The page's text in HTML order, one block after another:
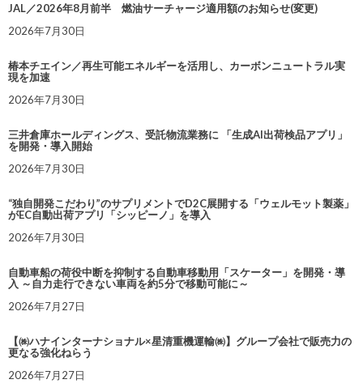
JAL／2026年8月前半 燃油サーチャージ適用額のお知らせ(変更)
2026年7月30日
椿本チエイン／再生可能エネルギーを活用し、カーボンニュートラル実
現を加速
2026年7月30日
三井倉庫ホールディングス、受託物流業務に 「生成AI出荷検品アプリ」
を開発・導入開始
2026年7月30日
“独自開発こだわり”のサプリメントでD2C展開する「ウェルモット製薬」
がEC自動出荷アプリ「シッピーノ」を導入
2026年7月30日
自動車船の荷役中断を抑制する自動車移動用「スケーター」を開発・導
入 ～自力走行できない車両を約5分で移動可能に～
2026年7月27日
【㈱ハナインターナショナル×星清重機運輸㈱】グループ会社で販売力の
更なる強化ねらう
2026年7月27日